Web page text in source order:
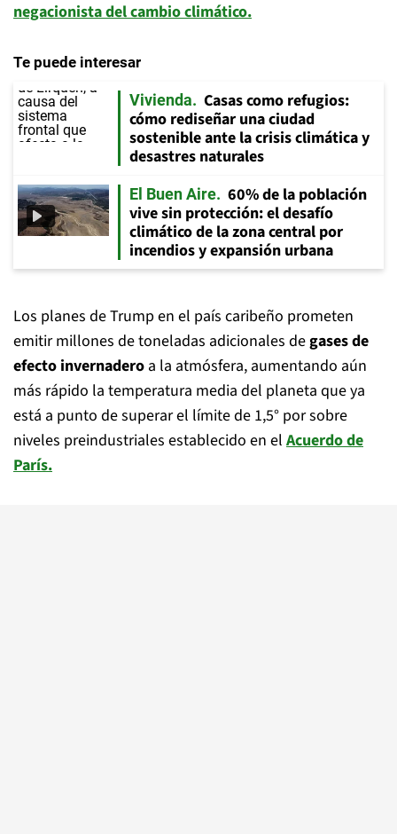
negacionista del cambio climático.
Te puede interesar
Vivienda
Casas como refugios:
cómo rediseñar una ciudad
sostenible ante la crisis climática y
desastres naturales
El Buen Aire
60% de la población
vive sin protección: el desafío
climático de la zona central por
incendios y expansión urbana
Los planes de Trump en el país caribeño prometen
emitir millones de toneladas adicionales degases de
efecto invernadero a la atmósfera, aumentando aún
más rápido la temperatura media del planeta que ya
está a punto de superar el límite de 1,5° por sobre
niveles preindustriales establecido en el Acuerdo de
París.